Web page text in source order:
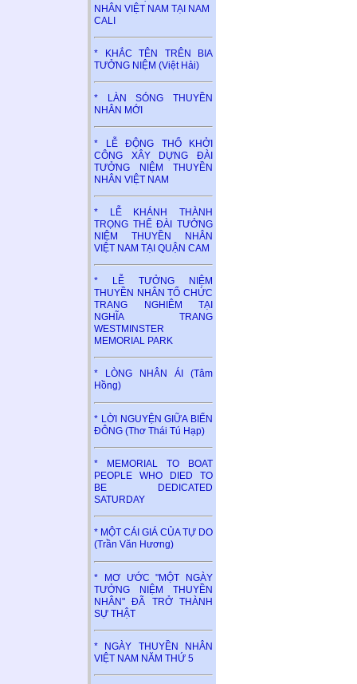
NHÂN VIỆT NAM TẠI NAM
CALI
* KHẮC TÊN TRÊN BIA
TƯỞNG NIỆM (Việt Hải)
* LÀN SÓNG THUYỀN
NHÂN MỚI
* LỄ ĐỘNG THỔ KHỞI
CÔNG XÂY DỰNG ĐÀI
TƯỞNG NIỆM THUYỀN
NHÂN VIỆT NAM
* LỄ KHÁNH THÀNH
TRỌNG THỂ ĐÀI TƯỞNG
NIỆM THUYỀN NHÂN
VIỆT NAM TẠI QUẬN CAM
* LỄ TƯỞNG NIỆM
THUYỀN NHÂN TỔ CHỨC
TRANG NGHIÊM TẠI
NGHĨA TRANG
WESTMINSTER
MEMORIAL PARK
* LÒNG NHÂN ÁI (Tâm
Hồng)
* LỜI NGUYỆN GIỮA BIỂN
ĐÔNG (Thơ Thái Tú Hạp)
* MEMORIAL TO BOAT
PEOPLE WHO DIED TO
BE DEDICATED
SATURDAY
* MỘT CÁI GIÁ CỦA TỰ DO
(Trần Văn Hương)
* MƠ ƯỚC "MỘT NGÀY
TƯỞNG NIỆM THUYỀN
NHÂN" ĐÃ TRỞ THÀNH
SỰ THẬT
* NGÀY THUYỀN NHÂN
VIỆT NAM NĂM THỨ 5